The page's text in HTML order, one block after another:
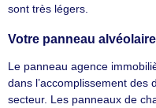
sont très légers.
Votre panneau
Le panneau agence
dans l’accomplissement des
secteur. Les panneaux de